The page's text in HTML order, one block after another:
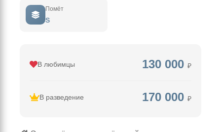
Помёт
S
В любимцы 130 000 ₽
В разведение 170 000 ₽